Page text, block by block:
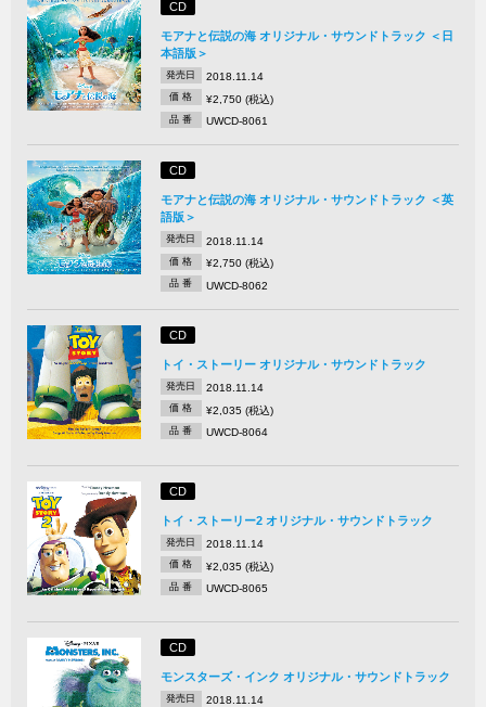
CD
モアナと伝説の海 オリジナル・サウンドトラック ＜日
本語版＞
発売日 2018.11.14
価 格 ¥2,750 (税込)
品 番 UWCD-8061
CD
モアナと伝説の海 オリジナル・サウンドトラック ＜英
語版＞
発売日 2018.11.14
価 格 ¥2,750 (税込)
品 番 UWCD-8062
CD
トイ・ストーリー オリジナル・サウンドトラック
発売日 2018.11.14
価 格 ¥2,035 (税込)
品 番 UWCD-8064
CD
トイ・ストーリー2 オリジナル・サウンドトラック
発売日 2018.11.14
価 格 ¥2,035 (税込)
品 番 UWCD-8065
CD
モンスターズ・インク オリジナル・サウンドトラック
発売日 2018.11.14